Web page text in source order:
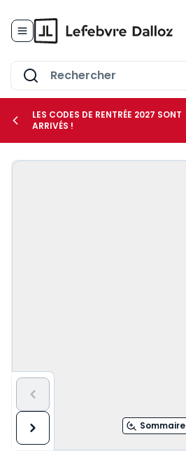
le sous-menu Vos métiers
LES CODES DE RENTRÉE 2027 SONT
ARRIVÉS !
Sommaire